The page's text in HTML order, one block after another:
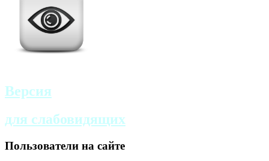
Версия
для слабовидящих
Пользователи на сайте